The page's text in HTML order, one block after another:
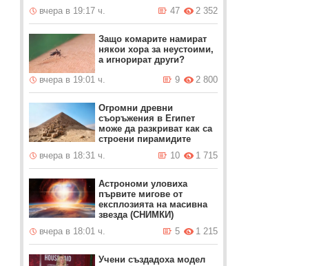
вчера в 19:17 ч.
2 352
47
Защо комарите намират
някои хора за неустоими,
а игнорират други?
вчера в 19:01 ч.
2 800
9
Огромни древни
съоръжения в Египет
може да разкриват как са
строени пирамидите
вчера в 18:31 ч.
1 715
10
Астрономи уловиха
първите мигове от
експлозията на масивна
звезда (СНИМКИ)
вчера в 18:01 ч.
1 215
5
Учени създадоха модел